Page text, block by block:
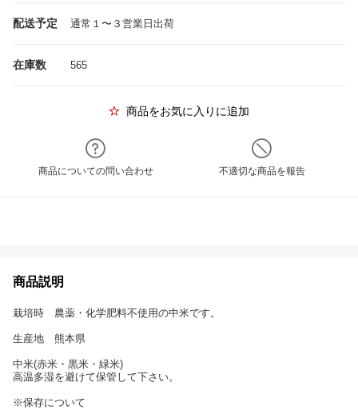
配送予定 通常１〜３営業日出荷
在庫数 565
商品をお気に入りに追加
商品についての問い合わせ 不適切な商品を報告
商品説明
栽培時 農薬・化学肥料不使用の中米です。
生産地 熊本県
中米(赤米・黒米・緑米)
高温多湿を避けて保管して下さい。
※保存について